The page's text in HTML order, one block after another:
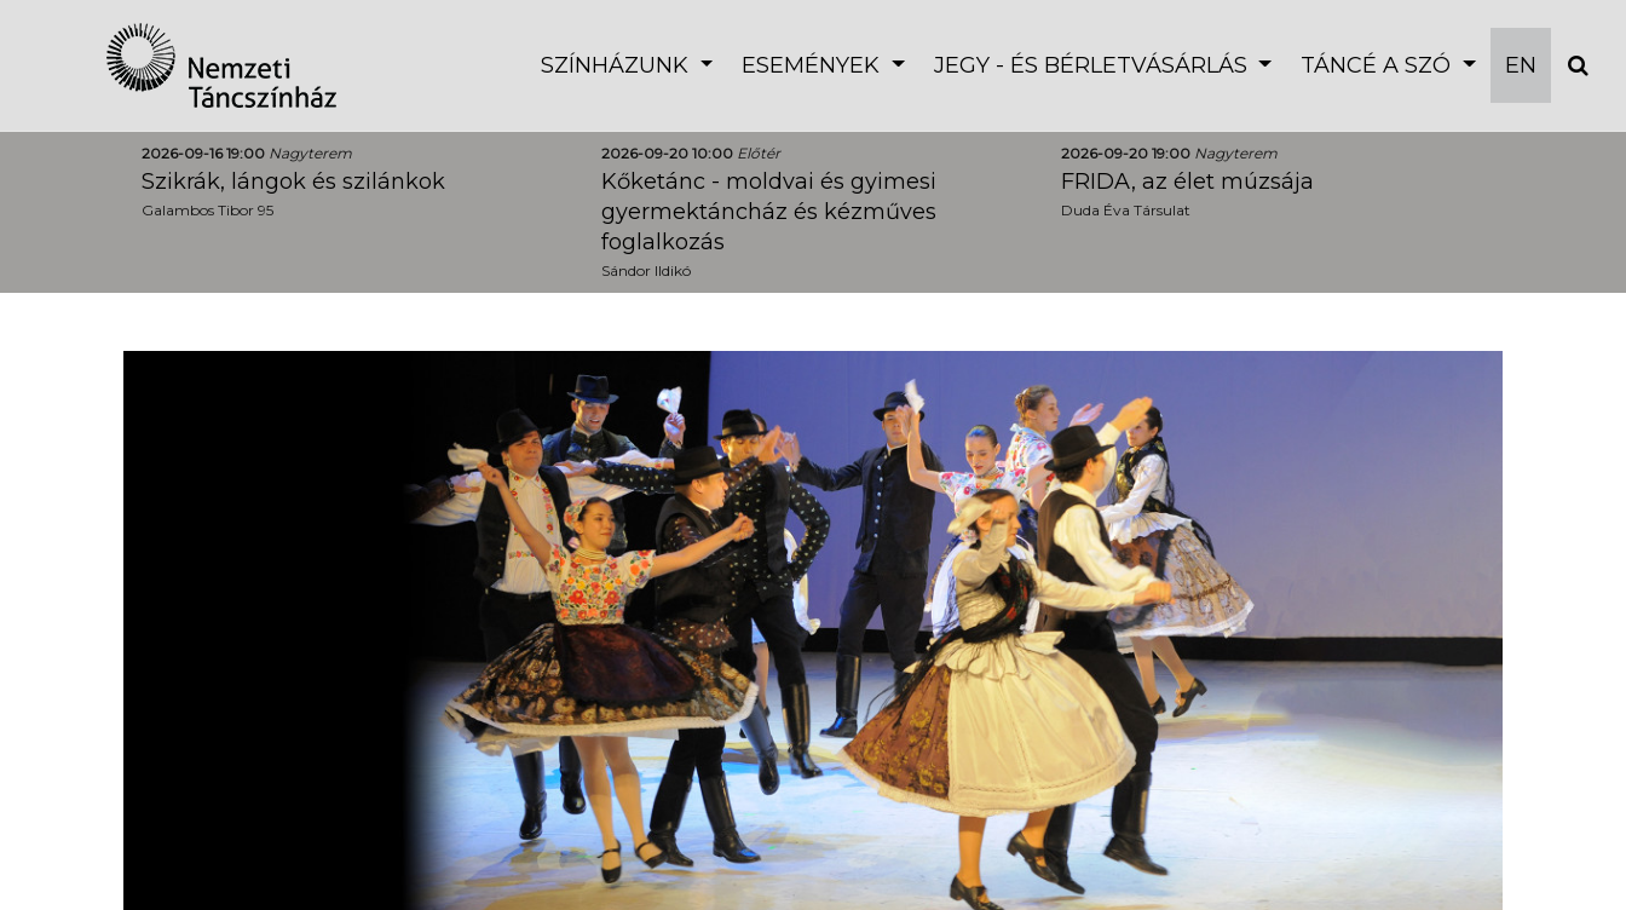
SZÍNHÁZUNK ESEMÉNYEK JEGY - ÉS BÉRLETVÁSÁRLÁS TÁNCÉ A SZÓ EN
2026-09-16 19:00 Nagyterem
Szikrák, lángok és szilánkok
Galambos Tibor 95
2026-09-20 10:00 Előtér
Kőketánc - moldvai és gyimesi
gyermektáncház és kézműves
foglalkozás
Sándor Ildikó
2026-09-20 19:00 Nagyterem
FRIDA, az élet múzsája
Duda Éva Társulat